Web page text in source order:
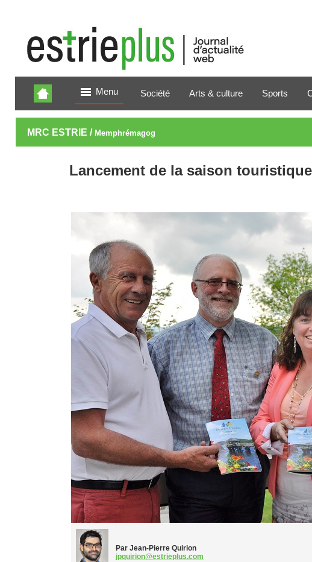
Menu Société Arts & culture Sports
MRC ESTRIE / Memphrémagog
Lancement de la saison
Par Jean-Pierre Quirion
jpquirion@estrieplus.com